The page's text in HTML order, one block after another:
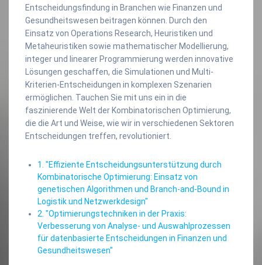
Entscheidungsfindung in Branchen wie Finanzen und
Gesundheitswesen beitragen können. Durch den
Einsatz von Operations Research, Heuristiken und
Metaheuristiken sowie mathematischer Modellierung,
integer und linearer Programmierung werden innovative
Lösungen geschaffen, die Simulationen und Multi-
Kriterien-Entscheidungen in komplexen Szenarien
ermöglichen. Tauchen Sie mit uns ein in die
faszinierende Welt der Kombinatorischen Optimierung,
die die Art und Weise, wie wir in verschiedenen Sektoren
Entscheidungen treffen, revolutioniert.
1. "Effiziente Entscheidungsunterstützung durch
Kombinatorische Optimierung: Einsatz von
genetischen Algorithmen und Branch-and-Bound in
Logistik und Netzwerkdesign"
2. "Optimierungstechniken in der Praxis:
Verbesserung von Analyse- und Auswahlprozessen
für datenbasierte Entscheidungen in Finanzen und
Gesundheitswesen"